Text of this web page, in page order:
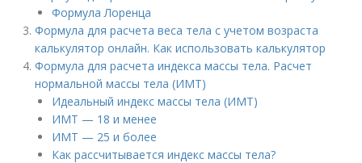
Формула Лоренца
Формула для расчета веса тела с учетом возраста
калькулятор онлайн. Как использовать калькулятор
Формула для расчета индекса массы тела. Расчет
нормальной массы тела (ИМТ)
Идеальный индекс массы тела (ИМТ)
ИМТ — 18 и менее
ИМТ — 25 и более
Как рассчитывается индекс массы тела?